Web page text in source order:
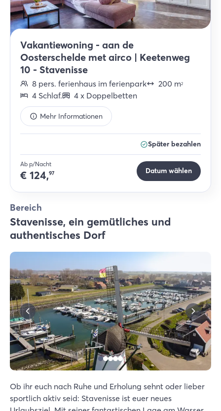
Vakantiewoning - aan de
Oosterschelde met airco | Keetenweg
10 - Stavenisse
8 pers. ferienhaus im ferienpark 200 m2
4 Schlaf. 4 x Doppelbetten
Mehr Informationen
Später bezahlen
Ab p/Nacht
€ 124,97 Datum wählen
Bereich
Stavenisse, ein gemütliches und
authentisches Dorf
Ob ihr euch nach Ruhe und Erholung sehnt oder lieber
sportlich aktiv seid: Stavenisse ist euer neues